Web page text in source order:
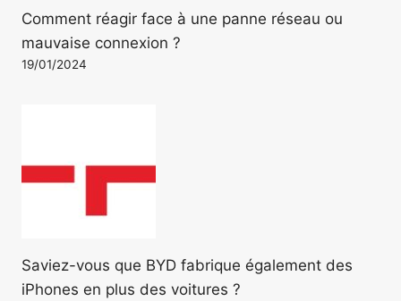
Comment réagir face à une panne réseau ou
mauvaise connexion ?
19/01/2024
Saviez-vous que BYD fabrique également des
iPhones en plus des voitures ?